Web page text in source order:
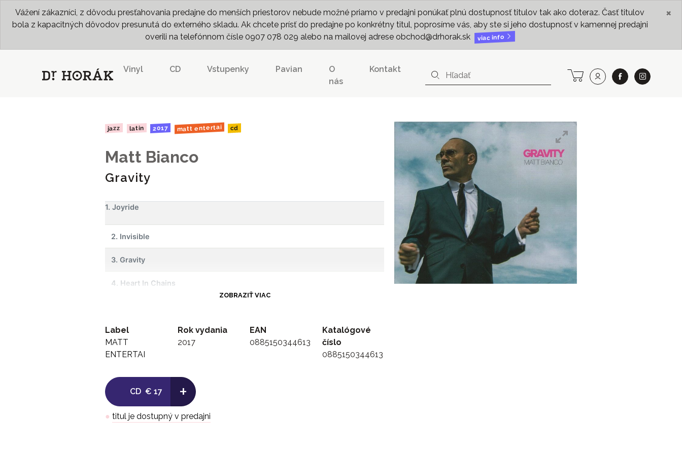
Vážení zákazníci, z dôvodu presťahovania predajne do menších priestorov nebude možné priamo v predajni ponúkať plnú dostupnosť titulov tak ako doteraz. Časť titulov
bola z kapacitných dôvodov presunutá do externého skladu. Ak chcete prísť do predajne po konkrétny titul, poprosíme vás, aby ste si jeho dostupnosť v kamennej predajni
overili na telefónnom čísle 0907 078 029 alebo na mailovej adrese obchod@drhorak.sk
viac info
×
Vinyl CD Vstupenky Pavian
O
nás
Kontakt
jazz latin 2017 matt entertai cd
Matt Bianco
Gravity
1. Joyride
2. Invisible
3. Gravity
4. Heart In Chains
6. Summer In The City
7. Before It's Too Late
8. AM/PM
10. The Autumn Leaves Are Falling
ZOBRAZIŤ VIAC
Label
MATT
ENTERTAI
Rok vydania
2017
EAN
0885150344613
Katalógové
číslo
0885150344613
CD € 17 +
● titul je dostupný v predajni